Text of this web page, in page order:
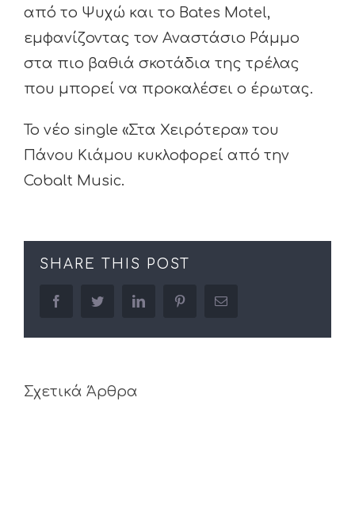
από το Ψυχώ και το Bates Motel,
εμφανίζοντας τον Αναστάσιο Ράμμο
στα πιο βαθιά σκοτάδια της τρέλας
που μπορεί να προκαλέσει ο έρωτας.
Το νέο single «Στα Χειρότερα» του
Πάνου Κιάμου κυκλοφορεί από την
Cobalt Music.
SHARE THIS POST
facebooktwitter linkedin pinterestEmail
Σχετικά Άρθρα